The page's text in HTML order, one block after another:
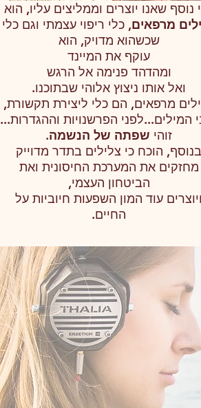
נוסף שאנו יוצרים וממליצים עליו, הוא
מרפאים, כלי ריפוי עצמתי וגם כלי
שכשהוא מדויק, הוא
עוקף את המיינד
ומהדהד פנימה אל הרגש
ואל אותו ניצוץ אלוהי שבתוכנו.
מרפאים, הם כלי ליצירת תקשורת,
המילים...לפני הפרשנויות וההגדרות...
זוהי שפתה של הנשמה.
בנוסף, הוכח כי צלילים בתדר מדוייק
מחזקים את המערכת החיסונית ואת
הביטחון העצמי,
ויוצרים עוד המון השפעות חיוביות על
החיים.